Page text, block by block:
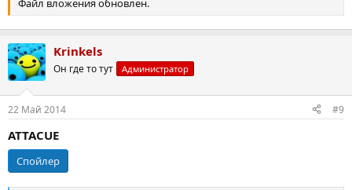
Krinkels
Он где то тут Администратор
22 Май 2014 #9
ATTACUE
Спойлер